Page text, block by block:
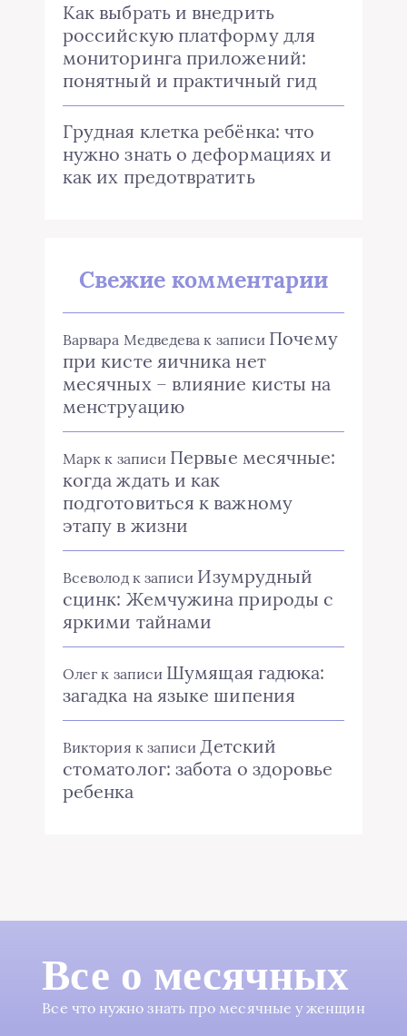
Как выбрать и внедрить
российскую платформу для
мониторинга приложений:
понятный и практичный гид
Грудная клетка ребёнка: что
нужно знать о деформациях и
как их предотвратить
Свежие комментарии
Варвара Медведева к записи Почему
при кисте яичника нет
месячных – влияние кисты на
менструацию
Марк к записи Первые месячные:
когда ждать и как
подготовиться к важному
этапу в жизни
Всеволодк записи Изумрудный
сцинк: Жемчужина природы с
яркими тайнами
Олег к записи Шумящая гадюка:
загадка на языке шипения
Виктория к записиДетский
стоматолог: забота о здоровье
ребенка
Все о месячных
Все что нужно знать про месячные у женщин